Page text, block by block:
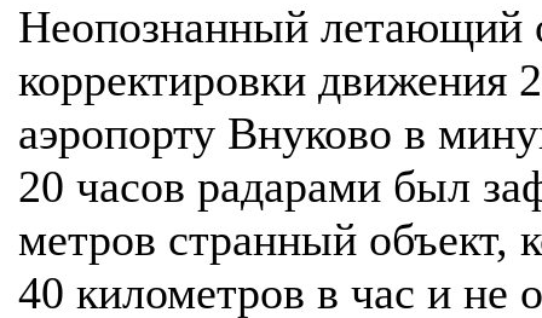
Неопознанный летающий
корректировки движения
аэропорту Внуково в
20 часов радарами был
метров странный объект,
40 километров в час и не